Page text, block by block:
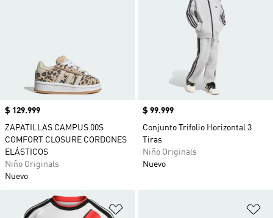
Precio
$ 129.999
ZAPATILLAS CAMPUS 00S
COMFORT CLOSURE CORDONES
ELÁSTICOS
Niño Originals
Nuevo
Precio
$ 99.999
Conjunto Trifolio Horizontal 3
Tiras
Niño Originals
Nuevo